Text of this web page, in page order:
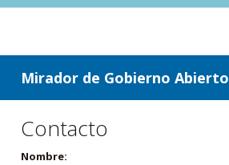
ir a contenido
ir al menú
Mirador de Gobierno Abierto
Contacto
Nombre: